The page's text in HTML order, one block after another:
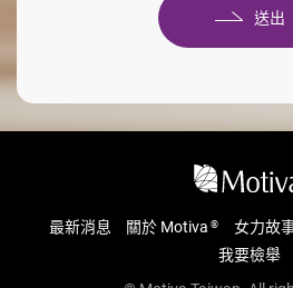
送出
最新消息 關於 Motiva ® 女力故
我要檢舉